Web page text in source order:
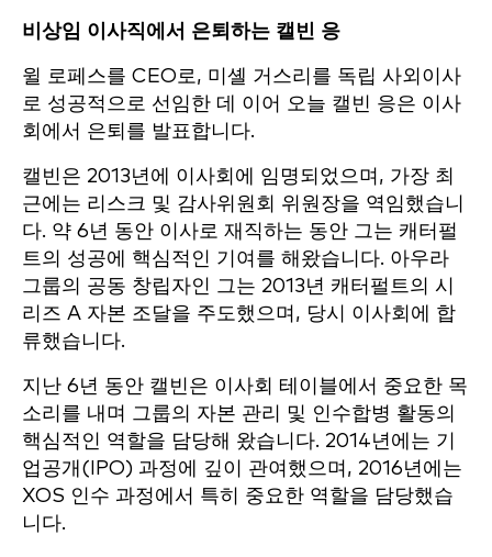
비상임 이사직에서 은퇴하는 캘빈 응
윌 로페스를 CEO로, 미셸 거스리를 독립 사외이사
로 성공적으로 선임한 데 이어 오늘 캘빈 응은 이사
회에서 은퇴를 발표합니다.
캘빈은 2013년에 이사회에 임명되었으며, 가장 최
근에는 리스크 및 감사위원회 위원장을 역임했습니
다. 약 6년 동안 이사로 재직하는 동안 그는 캐터펄
트의 성공에 핵심적인 기여를 해왔습니다. 아우라
그룹의 공동 창립자인 그는 2013년 캐터펄트의 시
리즈 A 자본 조달을 주도했으며, 당시 이사회에 합
류했습니다.
지난 6년 동안 캘빈은 이사회 테이블에서 중요한 목
소리를 내며 그룹의 자본 관리 및 인수합병 활동의
핵심적인 역할을 담당해 왔습니다. 2014년에는 기
업공개(IPO) 과정에 깊이 관여했으며, 2016년에는
XOS 인수 과정에서 특히 중요한 역할을 담당했습
니다.